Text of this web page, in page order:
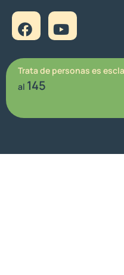
Trata de personas es
al 145